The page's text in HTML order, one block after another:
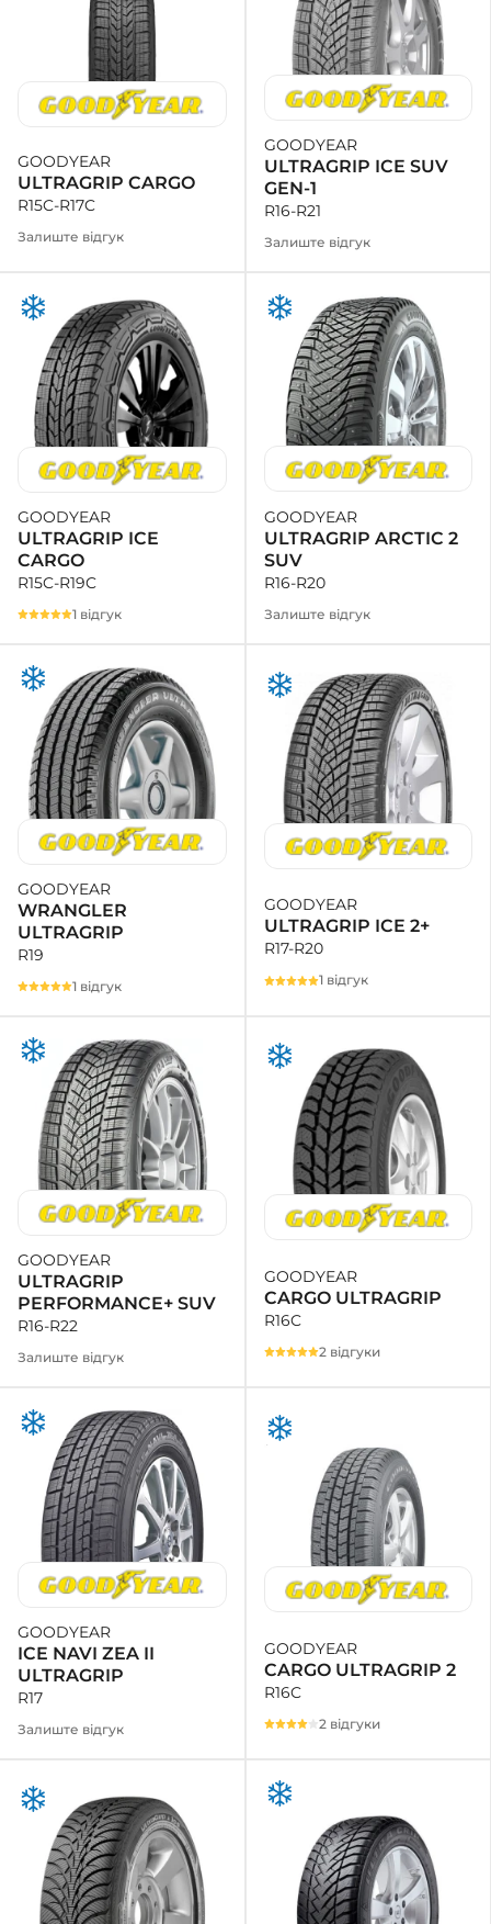
GOODYEAR
ULTRAGRIP CARGO
R15C-R17C
Залиште відгук
GOODYEAR
ULTRAGRIP ICE SUV
GEN-1
R16-R21
Залиште відгук
GOODYEAR
ULTRAGRIP ICE
CARGO
R15C-R19C
1 відгук
GOODYEAR
ULTRAGRIP ARCTIC 2
SUV
R16-R20
Залиште відгук
GOODYEAR
WRANGLER
ULTRAGRIP
R19
1 відгук
GOODYEAR
ULTRAGRIP ICE 2+
R17-R20
1 відгук
GOODYEAR
ULTRAGRIP
PERFORMANCE+ SUV
R16-R22
Залиште відгук
GOODYEAR
CARGO ULTRAGRIP
R16C
2 відгуки
GOODYEAR
ICE NAVI ZEA II
ULTRAGRIP
R17
Залиште відгук
GOODYEAR
CARGO ULTRAGRIP 2
R16C
2 відгуки